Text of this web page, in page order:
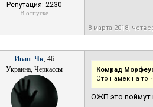
Репутация: 2230
В отпуске
8 марта 2018,
Иван_Чк, 46
Украина, Черкассы
Комрад
Это намек на то
ОЖП это поймут